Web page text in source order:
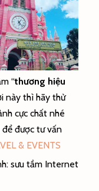
“thương hiệu
này thì hãy thử
cực chất nhé
được tư vấn
& EVENTS
sưu tầm Internet